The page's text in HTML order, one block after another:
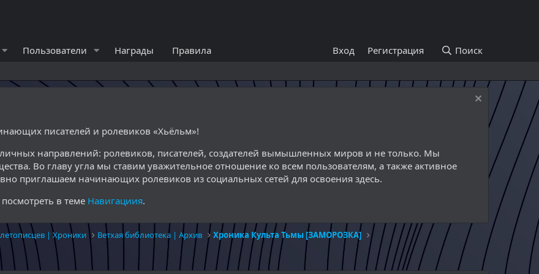
Пользователи Награды Правила Вход Регистрация Поиск
писателей и ролевиков «Хьёльм»!
направлений: ролевиков, писателей, создателей вымышленных миров и не только. Мы
Во главу угла мы ставим уважительное отношение ко всем пользователям, а также активное
приглашаем начинающих ролевиков из социальных сетей для освоения здесь.
в теме Навигациия.
| Хроники Ветхая библиотека | Архив Хроника Культа Тьмы [ЗАМОРОЗКА]